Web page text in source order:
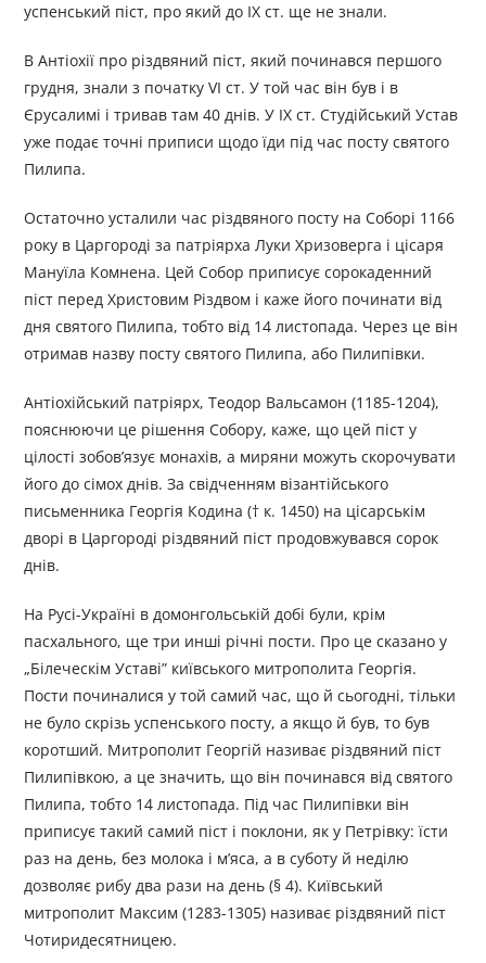
успенський піст, про який до IX ст. ще не знали.
В Антіохії про різдвяний піст, який починався першого
грудня, знали з початку VI ст. У той час він був і в
Єрусалимі і тривав там 40 днів. У IX ст. Студійський Устав
уже подає точні приписи щодо їди під час посту святого
Пилипа.
Остаточно усталили час різдвяного посту на Соборі 1166
року в Царгороді за патріярха Луки Хризоверга і цісаря
Мануїла Комнена. Цей Собор приписує сорокаденний
піст перед Христовим Різдвом і каже його починати від
дня святого Пилипа, тобто від 14 листопада. Через це він
отримав назву посту святого Пилипа, або Пилипівки.
Антіохійський патріярх, Теодор Вальсамон (1185-1204),
пояснюючи це рішення Собору, каже, що цей піст у
цілості зобов’язує монахів, а миряни можуть скорочувати
його до сімох днів. За свідченням візантійського
письменника Георгія Кодина († к. 1450) на цісарськім
дворі в Царгороді різдвяний піст продовжувався сорок
днів.
На Русі-Україні в домонгольській добі були, крім
пасхального, ще три инші річні пости. Про це сказано у
„Білеческім Уставі” київського митрополита Георгія.
Пости починалися у той самий час, що й сьогодні, тільки
не було скрізь успенського посту, а якщо й був, то був
коротший. Митрополит Георгій називає різдвяний піст
Пилипівкою, а це значить, що він починався від святого
Пилипа, тобто 14 листопада. Під час Пилипівки він
приписує такий самий піст і поклони, як у Петрівку: їсти
раз на день, без молока і м’яса, а в суботу й неділю
дозволяє рибу два рази на день (§ 4). Київський
митрополит Максим (1283-1305) називає різдвяний піст
Чотиридесятницею.